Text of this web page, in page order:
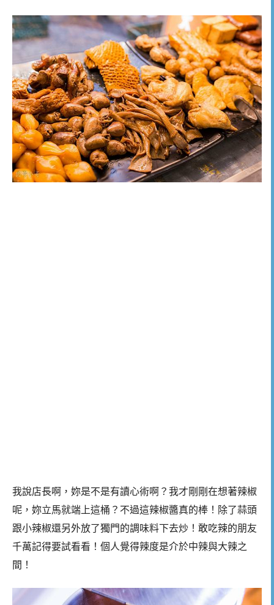
我說店長啊，妳是不是有讀心術啊？我才剛剛在想著辣椒
呢，妳立馬就端上這桶？不過這辣椒醬真的棒！除了蒜頭
跟小辣椒還另外放了獨門的調味料下去炒！敢吃辣的朋友
千萬記得要試看看！個人覺得辣度是介於中辣與大辣之
間！